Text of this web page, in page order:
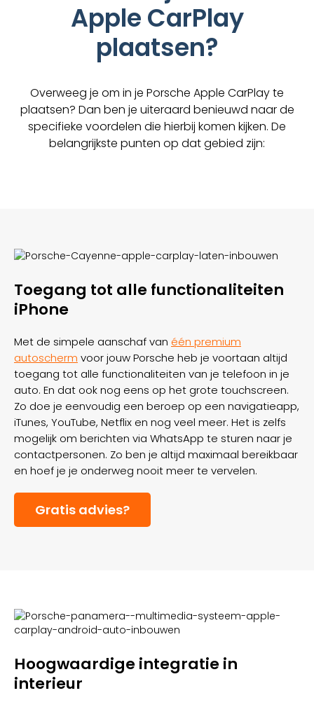
Apple CarPlay
plaatsen?
Overweeg je om in je Porsche Apple CarPlay te
plaatsen? Dan ben je uiteraard benieuwd naar de
specifieke voordelen die hierbij komen kijken. De
belangrijkste punten op dat gebied zijn:
Toegang tot alle functionaliteiten
iPhone
Met de simpele aanschaf van één premium
autoscherm voor jouw Porsche heb je voortaan altijd
toegang tot alle functionaliteiten van je telefoon in je
auto. En dat ook nog eens op het grote touchscreen.
Zo doe je eenvoudig een beroep op een navigatieapp,
iTunes, YouTube, Netflix en nog veel meer. Het is zelfs
mogelijk om berichten via WhatsApp te sturen naar je
contactpersonen. Zo ben je altijd maximaal bereikbaar
en hoef je je onderweg nooit meer te vervelen.
Gratis advies?
Hoogwaardige integratie in
interieur